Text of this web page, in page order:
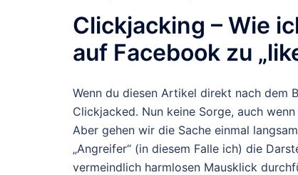
Clickjacking – Wie
auf Facebook zu
Wenn du diesen Artikel direkt nach dem
Clickjacked. Nun keine Sorge, auch
Aber gehen wir die Sache einmal
„Angreifer“ (in diesem Falle ich) die
vermeindlich harmlosen Mausklick